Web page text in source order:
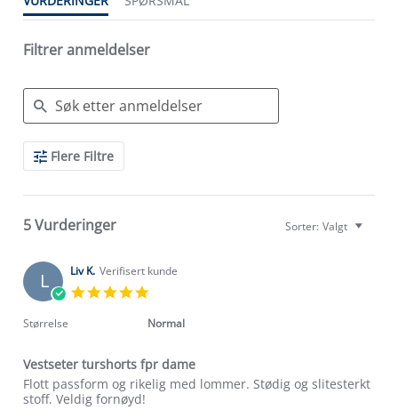
Filtrer anmeldelser
Search
ReviewsFlere Filtre
5 Vurderinger Sorter: Valgt
L Liv K. Verifisert kunde
rating
Størrelse Normal
Vestseter turshorts fpr dame
Review
by
review
stating
Flott passform og rikelig med lommer. Stødig og slitesterkt
stoff. Veldig fornøyd!